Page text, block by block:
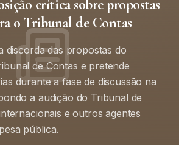
crítica sobre propostas
o Tribunal de Contas
discorda das propostas do
de Contas e pretende
durante a fase de discussão na
a audição do Tribunal de
e outros agentes
pública.